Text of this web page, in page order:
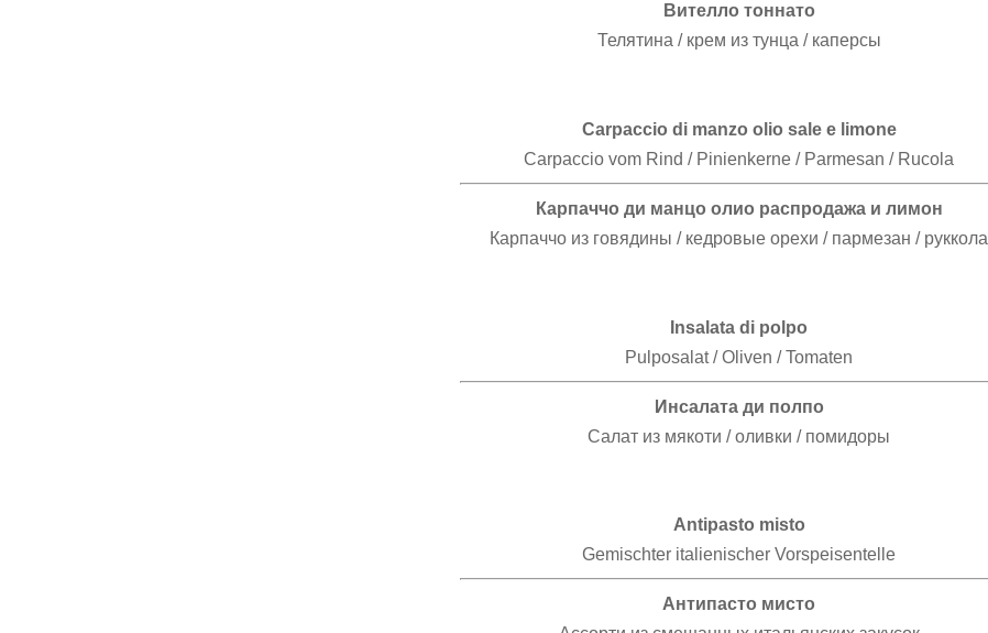
Вителло тоннато
Телятина / крем из тунца / каперсы
Carpaccio di manzo olio sale e limone
Carpaccio vom Rind / Pinienkerne / Parmesan / Rucola
Карпаччо ди манцо олио распродажа и лимон
Карпаччо из говядины / кедровые орехи / пармезан / руккола
Insalata di polpo
Pulposalat / Oliven / Tomaten
Инсалата ди полпо
Салат из мякоти / оливки / помидоры
Antipasto misto
Gemischter italienischer Vorspeisentelle
Антипасто мисто